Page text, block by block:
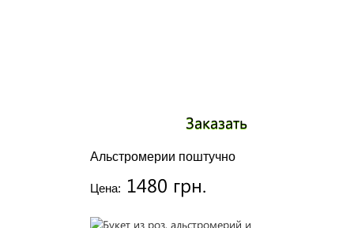
Альстромерии поштучно
Цена: 1480 грн.
Заказать